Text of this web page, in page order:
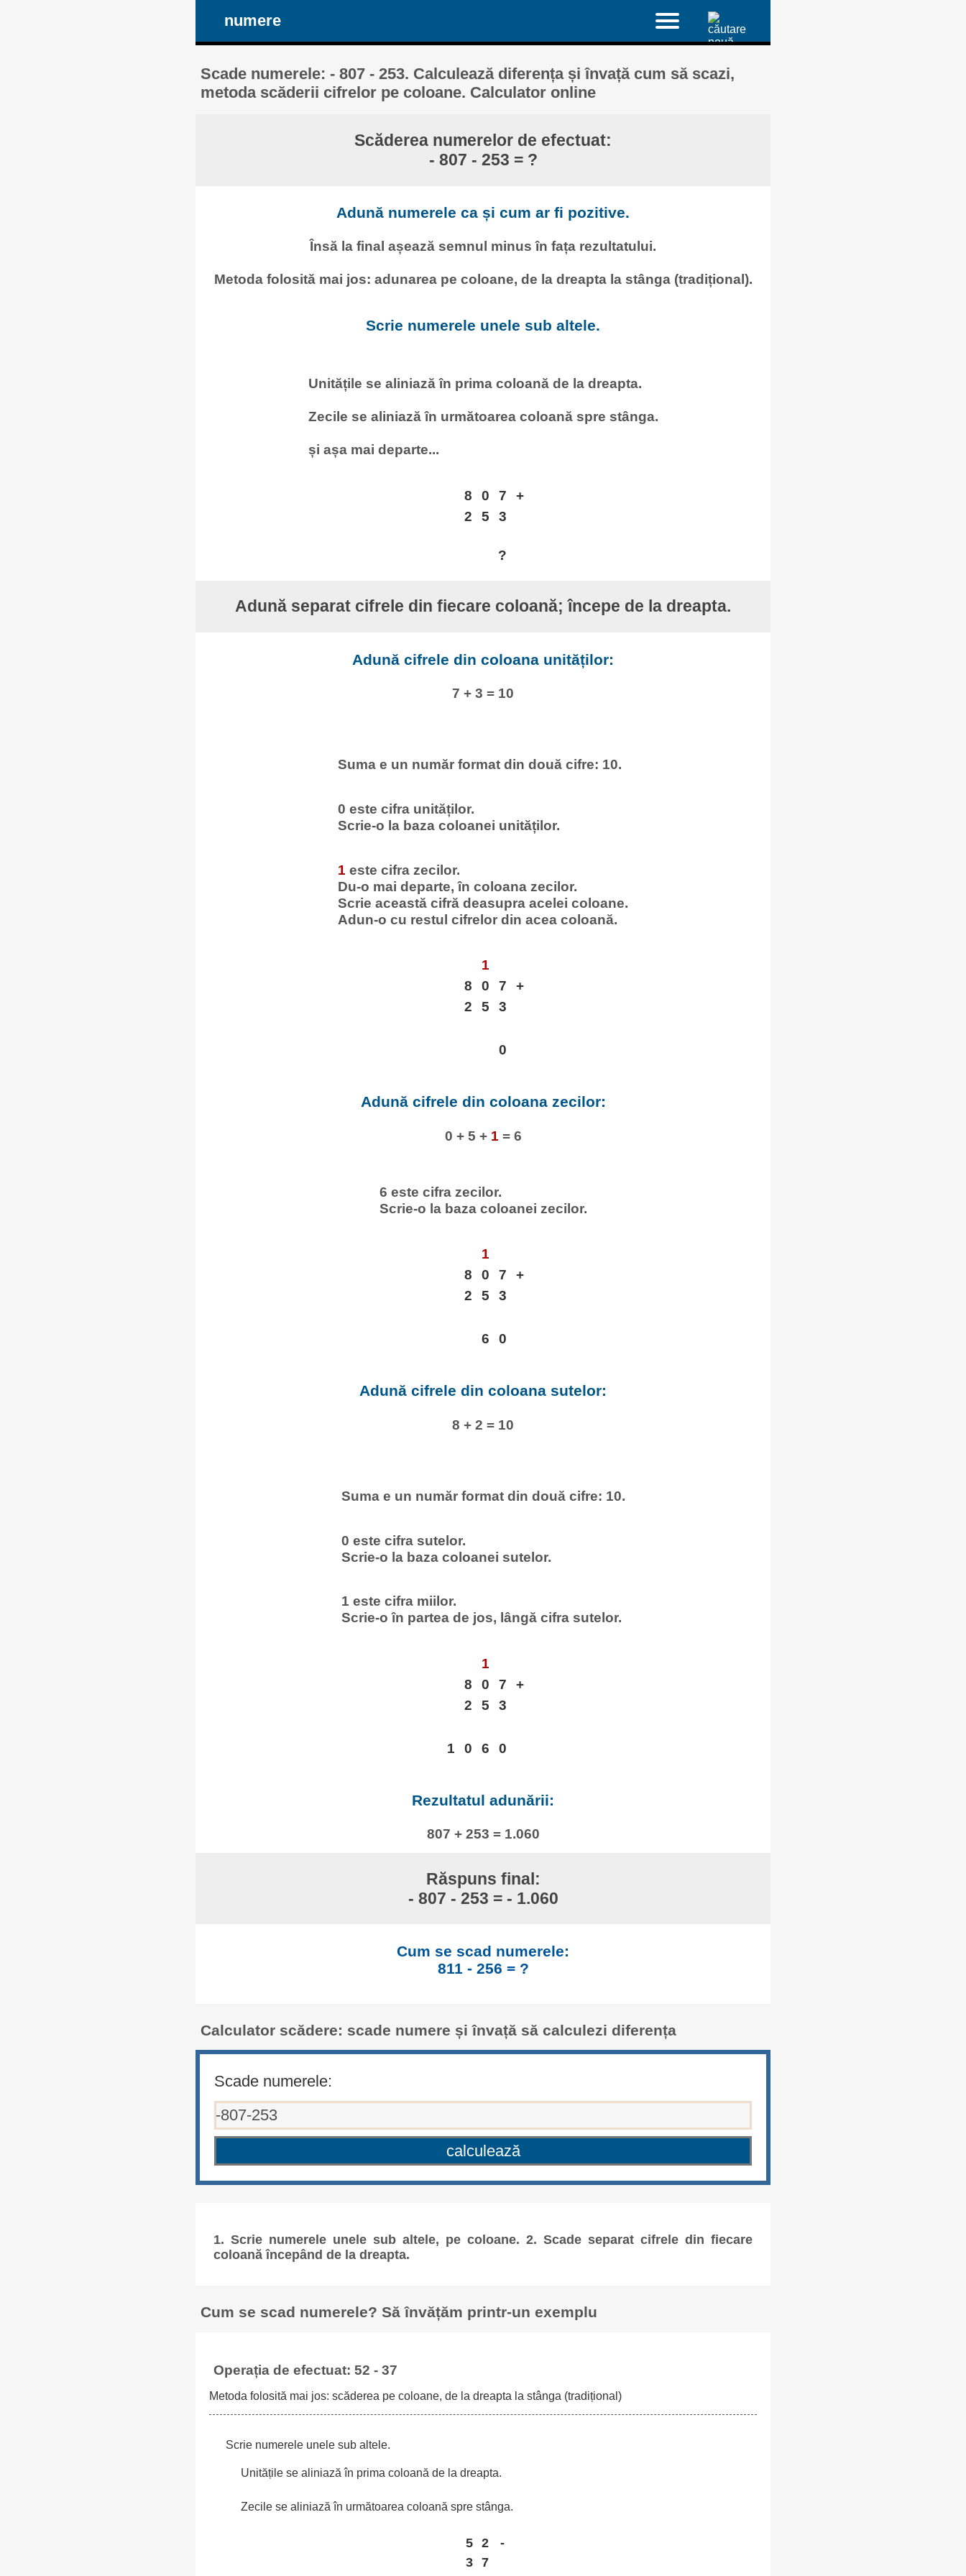
numere
Scade numerele: - 807 - 253. Calculează diferența și învață cum să scazi,
metoda scăderii cifrelor pe coloane. Calculator online
Scăderea numerelor de efectuat:
- 807 - 253 = ?
Adună numerele ca și cum ar fi pozitive.
Însă la final așează semnul minus în fața rezultatului.
Metoda folosită mai jos: adunarea pe coloane, de la dreapta la stânga (tradițional).
Scrie numerele unele sub altele.
Unitățile se aliniază în prima coloană de la dreapta.
Zecile se aliniază în următoarea coloană spre stânga.
și așa mai departe...
8 0 7
+
2
5 3
?
Adună separat cifrele din fiecare coloană; începe de la dreapta.
Adună cifrele din coloana unităților:
7 + 3 = 10
Suma e un număr format din două cifre: 10.
0 este cifra unităților.
Scrie-o la baza coloanei unităților.
1 este cifra zecilor.
Du-o mai departe, în coloana zecilor.
Scrie această cifră deasupra acelei coloane.
Adun-o cu restul cifrelor din acea coloană.
1
8
0 7
+
2
5 3
0
Adună cifrele din coloana zecilor:
0 + 5 + 1 = 6
6 este cifra zecilor.
Scrie-o la baza coloanei zecilor.
1
8
0 7
+
2
5 3
6 0
Adună cifrele din coloana sutelor:
8 + 2 = 10
Suma e un număr format din două cifre: 10.
0 este cifra sutelor.
Scrie-o la baza coloanei sutelor.
1 este cifra miilor.
Scrie-o în partea de jos, lângă cifra sutelor.
1
8
0 7
+
2
5 3
1 0 6 0
Rezultatul adunării:
807 + 253 = 1.060
Răspuns final:
- 807 - 253 = - 1.060
Cum se scad numerele:
811 - 256 = ?
Calculator scădere: scade numere și învață să calculezi diferența
Scade numerele:
1. Scrie numerele unele sub altele, pe coloane. 2. Scade separat cifrele din fiecare
coloană începând de la dreapta.
Cum se scad numerele? Să învățăm printr-un exemplu
Operația de efectuat: 52 - 37
Metoda folosită mai jos: scăderea pe coloane, de la dreapta la stânga (tradițional)
Scrie numerele unele sub altele.
Unitățile se aliniază în prima coloană de la dreapta.
Zecile se aliniază în următoarea coloană spre stânga.
5 2
-
3 7